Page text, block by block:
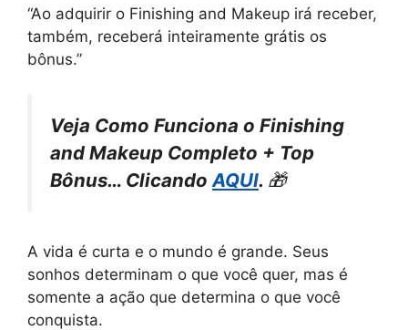
“Ao adquirir o Finishing and Makeup irá receber,
também, receberá inteiramente grátis os
bônus.”
Veja Como Funciona o Finishing
and Makeup Completo + Top
Bônus… ClicandoAQUI. 🎁
A vida é curta e o mundo é grande. Seus
sonhos determinam o que você quer, mas é
somente a ação que determina o que você
conquista.